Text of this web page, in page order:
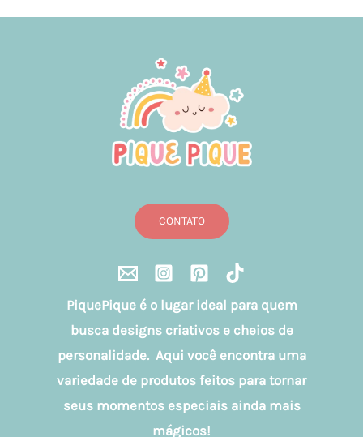
CONTATO
PiquePique é o lugar ideal para quem
busca designs criativos e cheios de
personalidade. Aqui você encontra uma
variedade de produtos feitos para tornar
seus momentos especiais ainda mais
mágicos!